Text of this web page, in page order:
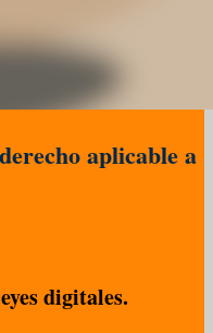
aplicable a
digitales.